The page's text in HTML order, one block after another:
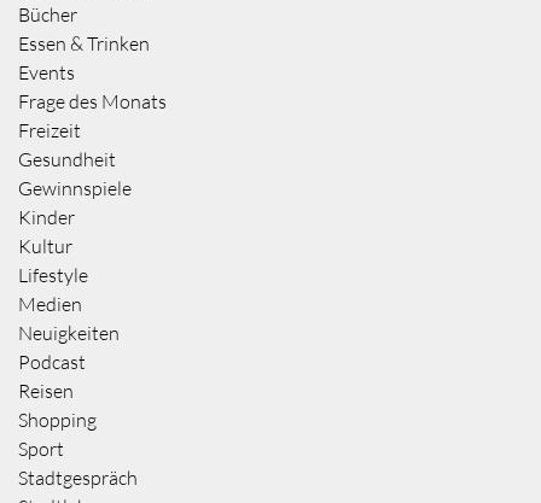
Bücher
Essen & Trinken
Events
Frage des Monats
Freizeit
Gesundheit
Gewinnspiele
Kinder
Kultur
Lifestyle
Medien
Neuigkeiten
Podcast
Reisen
Shopping
Sport
Stadtgespräch